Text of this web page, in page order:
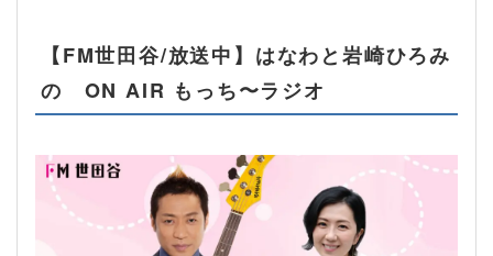
【FM世田谷/放送中】はなわと岩崎ひろみ
の ON AIR もっち〜ラジオ